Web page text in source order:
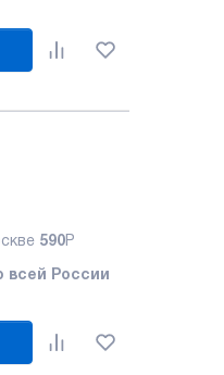
590Р
всей России